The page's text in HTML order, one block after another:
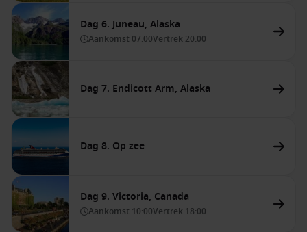
Dag 6. Juneau, Alaska
Aankomst 07:00Vertrek 20:00
Dag 7. Endicott Arm, Alaska
Dag 8. Op zee
Dag 9. Victoria, Canada
Aankomst 10:00Vertrek 18:00